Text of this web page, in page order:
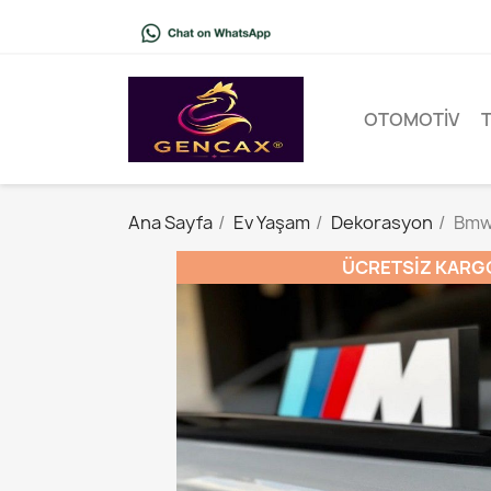
OTOMOTIV
Ana Sayfa Ev Yaşam Dekorasyon
ÜCRETSIZ